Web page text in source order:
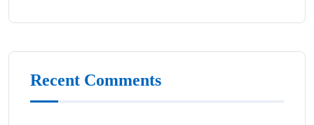
Recent Comments